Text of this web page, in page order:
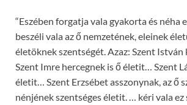
“Eszében forgatja vala gyakorta és néha
beszéli vala az ő nemzetének, eleinek
életöknek szentségét. Azaz: Szent
Szent Imre hercegnek is ő életit… Szent
életit… Szent Erzsébet asszonynak, az ő
nénjének szentséges életit. … kéri vala